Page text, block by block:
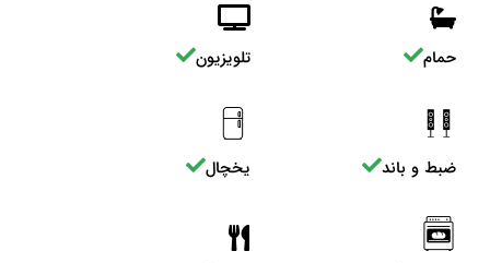
حمام تلویزیون
ضبط و باند یخچال